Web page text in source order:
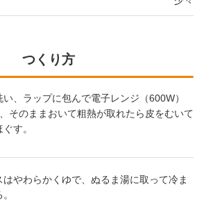
つくり方
い、ラップに包んで電子レンジ（600W）
そのままおいて粗熱が取れたら皮をむいて
す。
はやわらかくゆで、ぬるま湯に取って冷ま